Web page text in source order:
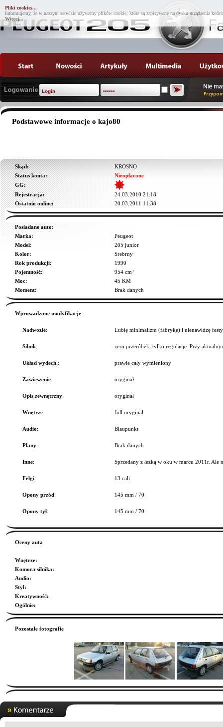
Pliki cookies...
Informujemy, że w naszym serwisie używamy plików cookie, które są zapisywane na dysku urządzenia
Więcej...
Podstawowe informacje o kajo80
Skąd:
KROSNO
Status konta:
Nieopłacone
GG:
Rejestracja:
24.03.2010 21:18
Ostatnio online:
20.03.2011 11:38
Posiadane auto:
Marka:
Peugeot
Model:
205 junior
Kolor:
Srebrny
Rok produkcji:
1990
Pojemność:
954 cm³
Moc:
45 KM
Moment:
Brak danych
Wprowadzone modyfikacje
Nadwozie: Lubię minimalizm (fabrykę) i nienawidzę
Silnik: zero przeróbek, tylko regulacje. Przy
Układ wydech.: prawie cały wymieniony
Zawieszenie: oryginał
Opis zewnętrzny: oryginał
Wnętrze: full oryginał
Audio: Blaupunkt
Plany: Brak danych
Inne: Sprzedany z łezką w oku w marcu 2011r. Ale
Felgi: 13 cali
Opony przód: 145 mm / 70
Opony tył: 145 mm / 70
Oceny auta
Wnętrze:
Komora silnika:
Audio:
Styl:
Kreatywność:
Ogólnie:
Pozostałe fotografie